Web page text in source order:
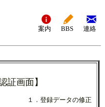
案内 BBS 連絡
証画面】
１．登録データの修正